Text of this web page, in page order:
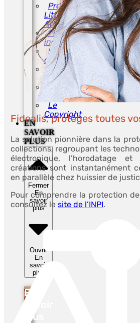
Propriété
Littéraire et
Artistique
Propriété
industrielle
Éviter la
contrefaçon
Le Droit
d’Auteur
Le Secret
d’Affaires
Le
Copyright
EN
SAVOIR
PLUS
Fermer
En
savoir
plus
Ouvrir
En
savoir
plus
En
savoir
plus
Fidealis, protèges toutes
La solution pionnière dans la
collections, regroupant les
électronique, l’horodatage
créations sont instantanément
en parallèle chez huissier de
Pour comprendre la protection
consultez le site de l’INPI.